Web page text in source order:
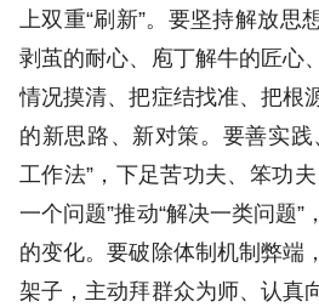
上双重“刷新”。要坚持解放思
剥茧的耐心、庖丁解牛的匠心
情况摸清、把症结找准、把根
的新思路、新对策。要善实
工作法”，下足苦功夫、笨功
一个问题”推动“解决一类问题
的变化。要破除体制机制弊端
架子，主动拜群众为师、认真